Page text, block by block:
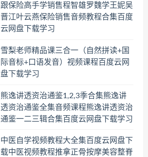
跟保险高手学销售程智雄罗魏学王妮吴
晋江叶云燕保险销售音频教程合集百度
云网盘下载学习
雪梨老师精品课三合一（自然拼读+国
际音标+口语发音）视频课程百度云网
盘下载学习
熊逸讲透资治通鉴1,2,3季合集熊逸讲
透资治通鉴全集音频课程熊逸讲透资治
通鉴一二三辑合集百度云网盘下载学习
中医自学视频教程大全集百度云网盘下
载中医视频教程推拿正骨按摩美容整脊